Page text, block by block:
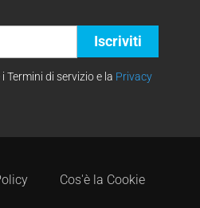
Termini di servizio e la Privacy
Cos'è la Cookie